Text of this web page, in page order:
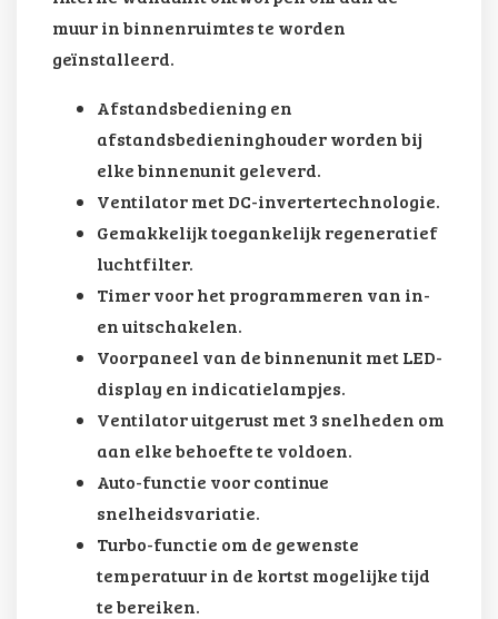
muur in binnenruimtes te worden
geïnstalleerd.
Afstandsbediening en
afstandsbedieninghouder worden bij
elke binnenunit geleverd.
Ventilator met DC-invertertechnologie.
Gemakkelijk toegankelijk regeneratief
luchtfilter.
Timer voor het programmeren van in-
en uitschakelen.
Voorpaneel van de binnenunit met LED-
display en indicatielampjes.
Ventilator uitgerust met 3 snelheden om
aan elke behoefte te voldoen.
Auto-functie voor continue
snelheidsvariatie.
Turbo-functie om de gewenste
temperatuur in de kortst mogelijke tijd
te bereiken.